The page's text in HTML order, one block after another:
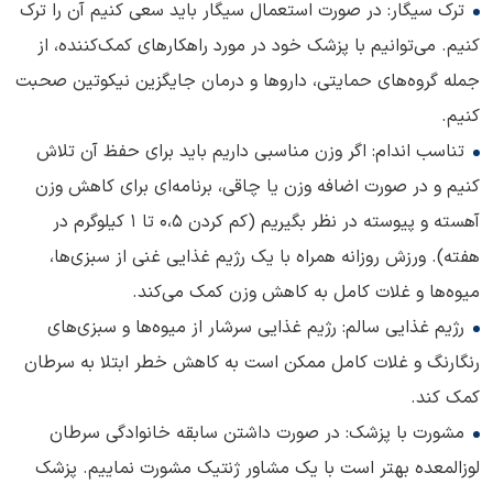
ترک سیگار: در صورت استعمال سیگار باید سعی کنیم آن را ترک
کنیم. می‌‌توانیم با پزشک خود در مورد راهکارهای کمک‌کننده، از
جمله گروه‌های حمایتی، داروها و درمان جایگزین نیکوتین صحبت
کنیم.
تناسب اندام: اگر وزن مناسبی داریم باید برای حفظ آن تلاش
کنیم و در صورت اضافه وزن یا چاقی، برنامه‌ای برای کاهش وزن
آهسته و پیوسته در نظر بگیریم (کم کردن ۰،۵ تا ۱ کیلوگرم در
هفته). ورزش روزانه همراه با یک رژیم غذایی غنی از سبزی‌ها،
میوه‌ها و غلات کامل به کاهش وزن کمک می‌کند.
رژیم غذایی سالم: رژیم غذایی سرشار از میوه‌ها و سبزی‌های
رنگارنگ و غلات کامل ممکن است به کاهش خطر ابتلا به سرطان
کمک کند.
مشورت با پزشک: در صورت داشتن سابقه خانوادگی سرطان
لوزالمعده بهتر است با یک مشاور ژنتیک مشورت نماییم. پزشک